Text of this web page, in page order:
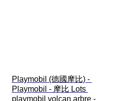
Playmobil (德國摩比) -
Playmobil - 摩比 Lots
playmobil volcan arbre -